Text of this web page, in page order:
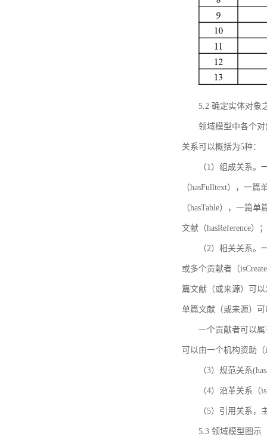
5.2 确定实体对象
领域模型中各个
关系可以概括为5种：
（1）组成关系
（hasFulltext），一
（hasTable），一篇
文献（hasReference）；
（2）相关关系
或多个贡献者（
篇文献（或来源）可
单篇文献（或来源）可
一个贡献者可以
可以由一个机构资助（
（3）规范关系
（4）沿革关系
（5）引用关系，
5.3 领域模型图示